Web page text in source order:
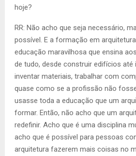
hoje?
RR: Não acho que seja necessário,
possível. E a formação em
educação maravilhosa que ensina
de tudo, desde construir edifícios até
inventar materiais, trabalhar com
quase como se a profissão não
usasse toda a educação que um
formar. Então, não acho que um
redefinir. Acho que é uma disciplina
acho que é possível para pessoas
arquitetura fazerem mais coisas no